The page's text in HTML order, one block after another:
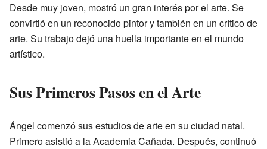
Desde muy joven, mostró un gran interés por el arte. Se
convirtió en un reconocido pintor y también en un crítico de
arte. Su trabajo dejó una huella importante en el mundo
artístico.
Sus Primeros Pasos en el Arte
Ángel comenzó sus estudios de arte en su ciudad natal.
Primero asistió a la Academia Cañada. Después, continuó